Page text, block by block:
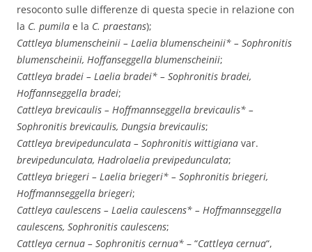
resoconto sulle differenze di questa specie in relazione con
la C. pumila e la C. praestans);
Cattleya blumenscheinii – Laelia blumenscheinii* – Sophronitis
blumenscheinii, Hoffanseggella blumenscheinii;
Cattleya bradei – Laelia bradei* – Sophronitis bradei,
Hoffannseggella bradei;
Cattleya brevicaulis – Hoffmannseggella brevicaulis* –
Sophronitis brevicaulis, Dungsia brevicaulis;
Cattleya brevipedunculata – Sophronitis wittigiana var.
brevipedunculata, Hadrolaelia previpedunculata;
Cattleya briegeri – Laelia briegeri* – Sophronitis briegeri,
Hoffmannseggella briegeri;
Cattleya caulescens – Laelia caulescens* – Hoffmannseggella
caulescens, Sophronitis caulescens;
Cattleya cernua – Sophronitis cernua* – “Cattleya cernua“,